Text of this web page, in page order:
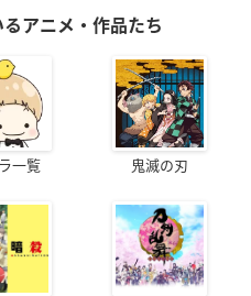
アニメ・作品たち
一覧 鬼滅の刃